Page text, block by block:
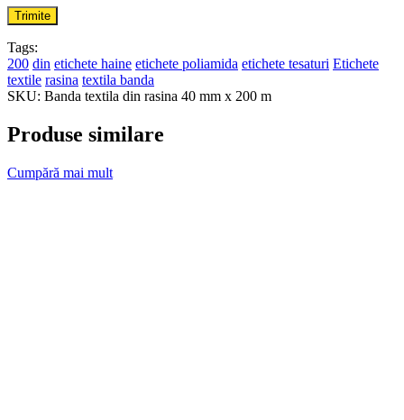
Tags:
200 din etichete haine etichete poliamida etichete tesaturi Etichete
textile rasina textila banda
SKU: Banda textila din rasina 40 mm x 200 m
Produse similare
Cumpără mai mult